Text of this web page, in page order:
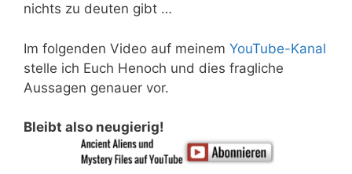
nichts zu deuten gibt …
Im folgenden Video auf meinem YouTube-Kanal
stelle ich Euch Henoch und dies fragliche
Aussagen genauer vor.
Bleibt also neugierig!